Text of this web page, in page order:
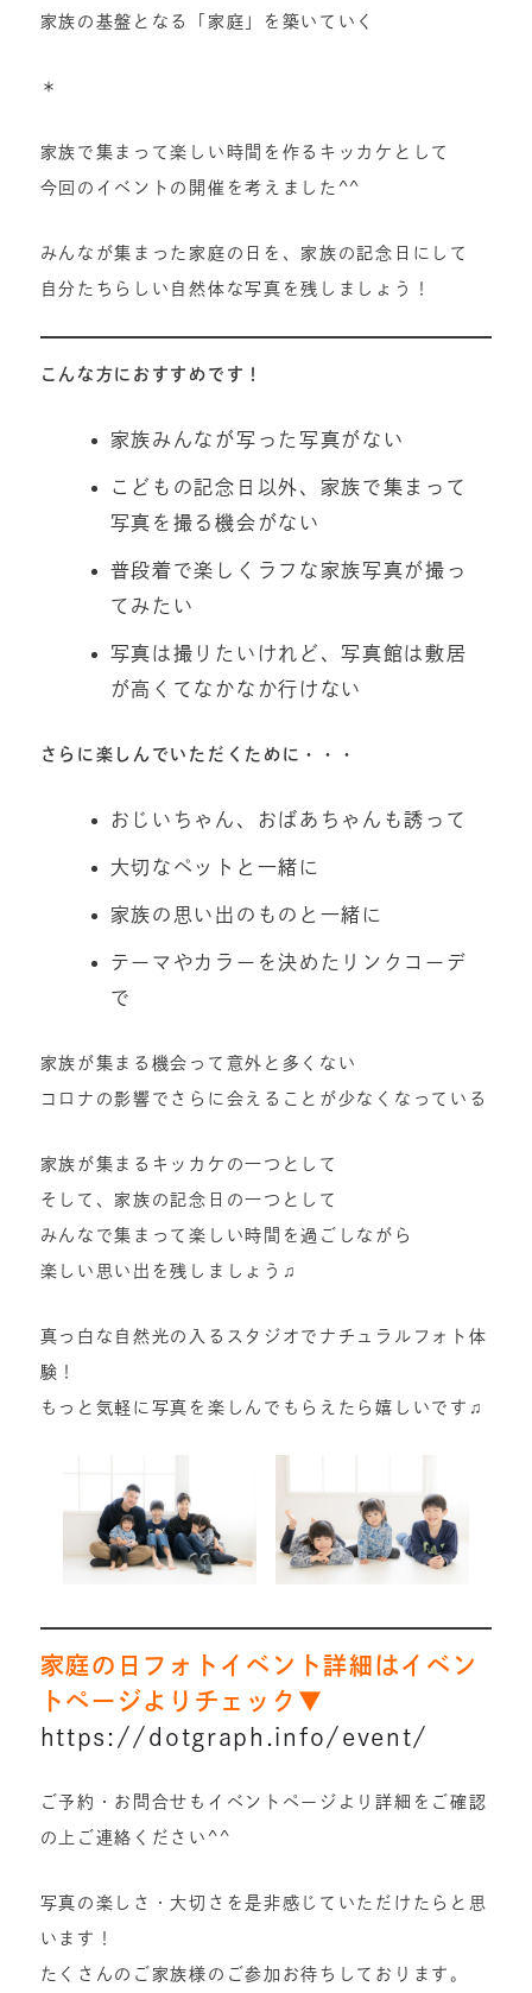
家族の基盤となる「家庭」を築いていく
＊
家族で集まって楽しい時間を作るキッカケとして
今回のイベントの開催を考えました^^
みんなが集まった家庭の日を、家族の記念日にして
自分たちらしい自然体な写真を残しましょう！
こんな方におすすめです！
家族みんなが写った写真がない
こどもの記念日以外、家族で集まって
写真を撮る機会がない
普段着で楽しくラフな家族写真が撮っ
てみたい
写真は撮りたいけれど、写真館は敷居
が高くてなかなか行けない
さらに楽しんでいただくために・・・
おじいちゃん、おばあちゃんも誘って
大切なペットと一緒に
家族の思い出のものと一緒に
テーマやカラーを決めたリンクコーデ
で
家族が集まる機会って意外と多くない
コロナの影響でさらに会えることが少なくなっている
家族が集まるキッカケの一つとして
そして、家族の記念日の一つとして
みんなで集まって楽しい時間を過ごしながら
楽しい思い出を残しましょう♫
真っ白な自然光の入るスタジオでナチュラルフォト体
験！
もっと気軽に写真を楽しんでもらえたら嬉しいです♫
家庭の日フォトイベント詳細はイベン
トページよりチェック▼
https://dotgraph.info/event/
ご予約・お問合せもイベントページより詳細をご確認
の上ご連絡ください^^
写真の楽しさ・大切さを是非感じていただけたらと思
います！
たくさんのご家族様のご参加お待ちしております。